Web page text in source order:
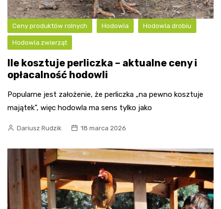
Ceny produktów rolnych Hodowla Hodowla drobiu
Hodowla zwierząt
Ile kosztuje perliczka – aktualne ceny i
opłacalność hodowli
Popularne jest założenie, że perliczka „na pewno kosztuje
majątek”, więc hodowla ma sens tylko jako
Dariusz Rudzik 18 marca 2026